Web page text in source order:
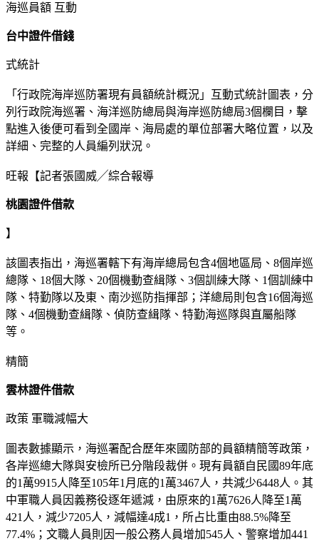
海巡員額 互動
台中證件借錢
式統計
「行政院海岸巡防署現有員額統計概況」互動式統計圖表，分
列行政院海巡署、海洋巡防總局與海岸巡防總局3個欄目，擊
點進入後便可看到全國岸、海局處的單位部署大略位置，以及
詳細、完整的人員編列狀況。
旺報【記者張國威╱綜合報導
桃園證件借款
】
該圖表指出，海巡署轄下有海岸總局包含4個地區局、8個岸巡
總隊、18個大隊、20個機動查緝隊、3個訓練大隊、1個訓練中
隊、特勤隊以及東、南沙巡防指揮部；洋總局則包含16個海巡
隊、4個機動查緝隊、偵防查緝隊、特勤海巡隊與直屬船隊
等。
精簡
雲林證件借款
政策 軍職減幅大
圖表數據顯示，海巡署配合歷年來國防部的員額精簡等政策，
各岸巡總大隊與安檢所已分階段裁併。現有員額自民國89年底
的1萬9915人降至105年1月底的1萬3467人，共減少6448人。其
中軍職人員因義務役逐年遞減，由原來的1萬7626人降至1萬
421人，減少7205人，減幅達4成1，所占比重由88.5%降至
77.4%；文職人員則因一般公務人員增加545人、警察增加441